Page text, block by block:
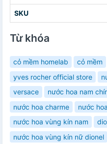
SKU
Từ khóa
cỏ mềm homelab cỏ mềm
yves rocher official store
versace
nước hoa nam
nước hoa charme
nước
nước hoa vùng kín nam
nước hoa vùng kín nữ dionel